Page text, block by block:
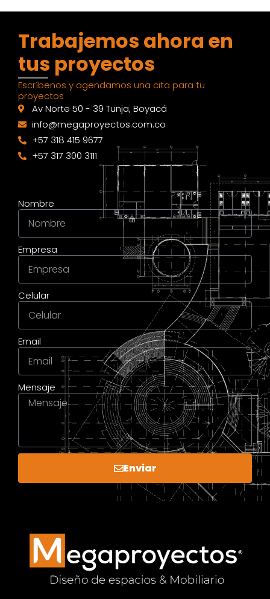
Nombre
Empresa
Celular
Email
Mensaje
Enviar
Trabajemos ahora en
tus proyectos
Escríbenos y agendamos una cita para tu
proyectos
Av Norte 50 - 39 Tunja, Boyacá
info@megaproyectos.com.co
+57 318 415 9677
+57 317 300 3111